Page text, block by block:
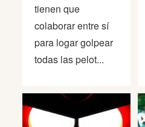
tienen que
colaborar entre sí
para logar golpear
todas las pelot...